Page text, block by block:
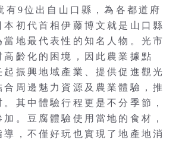
有9位出自山口縣，為各都道府
本初代首相伊藤博文就是山口縣
當地最代表性的知名人物。光市
高齡化的困境，因此農業據點
起振興地域產業、提供促進觀光
合周邊魅力資源及農業體驗，推
其中體驗行程更是不分季節，
。豆腐體驗使用當地的食材，
導，不僅好玩也實現了地產地消